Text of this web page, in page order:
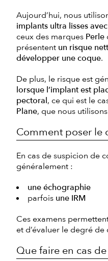
Aujourd’hui, nous
implants ultra lisses
ceux des marques Perle
présentent un risque
développer une coque.
De plus, le risque est
lorsque l’implant est
pectoral, ce qui est le
Plane, que nous
Comment poser le
En cas de suspicion de
généralement :
une échographie
parfois une IRM
Ces examens
et d’évaluer le degré
Que faire en cas